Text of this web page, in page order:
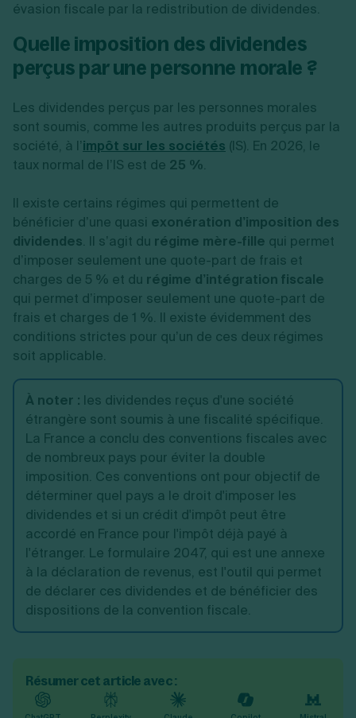
évasion fiscale par la redistribution de dividendes.
Quelle imposition des dividendes
perçus par une personne morale ?
Les dividendes perçus par les personnes morales
sont soumis, comme les autres produits perçus par la
société, à l’impôt sur les sociétés (IS). En 2026, le
taux normal de l’IS est de 25 %.
Il existe certains régimes qui permettent de
bénéficier d’une quasi exonération d’imposition des
dividendes. Il s’agit du régime mère-fille qui permet
d’imposer seulement une quote-part de frais et
charges de 5 % et du régime d’intégration fiscale
qui permet d’imposer seulement une quote-part de
frais et charges de 1 %. Il existe évidemment des
conditions strictes pour qu’un de ces deux régimes
soit applicable.
À noter : les dividendes reçus d'une société
étrangère sont soumis à une fiscalité spécifique.
La France a conclu des conventions fiscales avec
de nombreux pays pour éviter la double
imposition. Ces conventions ont pour objectif de
déterminer quel pays a le droit d'imposer les
dividendes et si un crédit d'impôt peut être
accordé en France pour l'impôt déjà payé à
l'étranger. Le formulaire 2047, qui est une annexe
à la déclaration de revenus, est l'outil qui permet
de déclarer ces dividendes et de bénéficier des
dispositions de la convention fiscale.
Résumer cet article avec :